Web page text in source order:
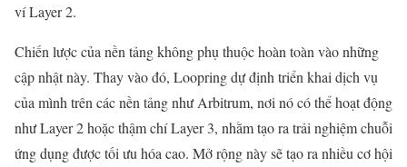
ví Layer 2.
Chiến lược của nền tảng không phụ thuộc hoàn toàn vào những
cập nhật này. Thay vào đó, Loopring dự định triển khai dịch vụ
của mình trên các nền tảng như Arbitrum, nơi nó có thể hoạt động
như Layer 2 hoặc thậm chí Layer 3, nhằm tạo ra trải nghiệm chuỗi
ứng dụng được tối ưu hóa cao. Mở rộng này sẽ tạo ra nhiều cơ hội